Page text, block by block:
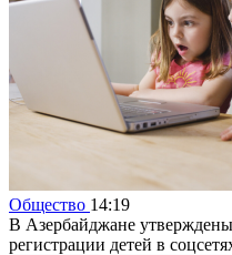
Общество 14:19
В Азербайджане
регистрации детей в